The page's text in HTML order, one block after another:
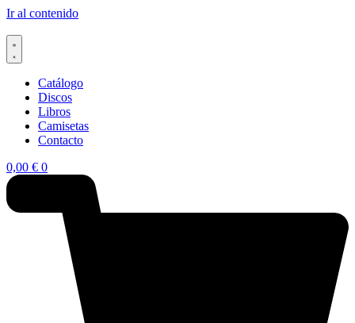
Ir al contenido
Catálogo
Discos
Libros
Camisetas
Contacto
0,00 € 0